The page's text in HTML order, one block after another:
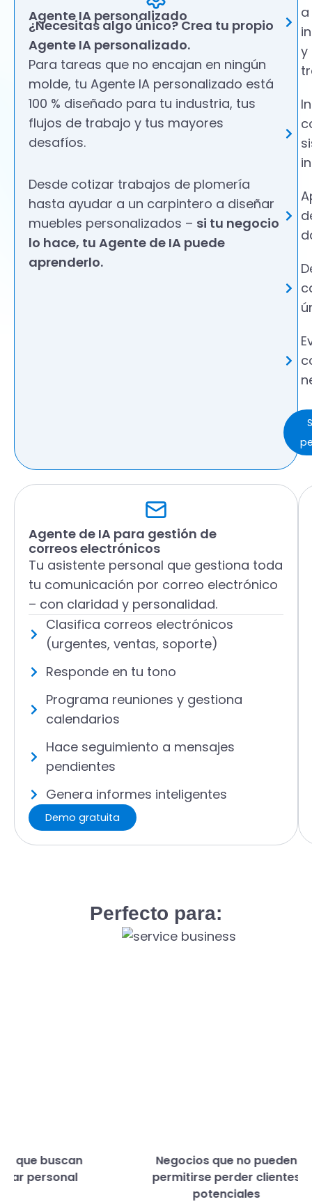
Agente IA personalizado
¿Necesitas algo único? Crea tu propio
Agente IA personalizado.
Para tareas que no encajan en ningún
molde, tu Agente IA personalizado está
100 % diseñado para tu industria, tus
flujos de trabajo y tus mayores
desafíos.
Desde cotizar trabajos de plomería
hasta ayudar a un carpintero a diseñar
muebles personalizados – si tu negocio
lo hace, tu Agente de IA puede
aprenderlo.
y
Agente de IA para gestión de
correos electrónicos
Tu asistente personal que gestiona toda
tu comunicación por correo electrónico
– con claridad y personalidad.
Clasifica correos electrónicos
(urgentes, ventas, soporte)
Responde en tu tono
Programa reuniones y gestiona
calendarios
Hace seguimiento a mensajes
pendientes
Genera informes inteligentes
Demo gratuita
Perfecto para:
Negocios que no pueden
permitirse perder clientes
potenciales
buscan
personal